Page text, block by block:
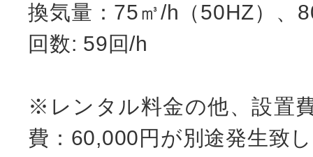
換気量：75㎥/h（50HZ）、
回数: 59回/h
※レンタル料金の他、設置
費：60,000円が別途発生致